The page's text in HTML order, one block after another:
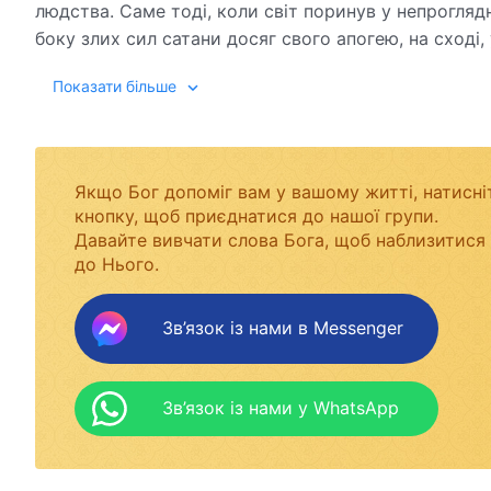
людства. Саме тоді, коли світ поринув у
боку злих сил сатани досяг свого апогею, на
виконувати роботу. Там Він почав виконувати
домашніх церквах і почав виконувати Свою
обранці ширили ці сучасні слова Всемогутнього
здобували шлях до практики й насолоджувалися
Святим Духом.
Показати більше
Якщо Бог допоміг вам у вашому житті,
кнопку, щоб приєднатися до нашої групи.
Давайте вивчати слова Бога, щоб наблизитися
до Нього.
Зв’язок із нами в Messenger
Зв’язок із нами у WhatsApp